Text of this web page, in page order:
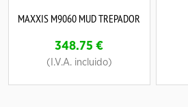
MAXXIS M9060 MUD TREPADOR
348.75 €
(I.V.A. incluido)